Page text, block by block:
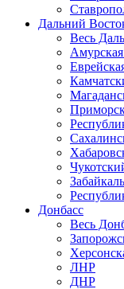
Дальний
Весь
Амурская
Донбасс
Весь
ЛНР
ДНР